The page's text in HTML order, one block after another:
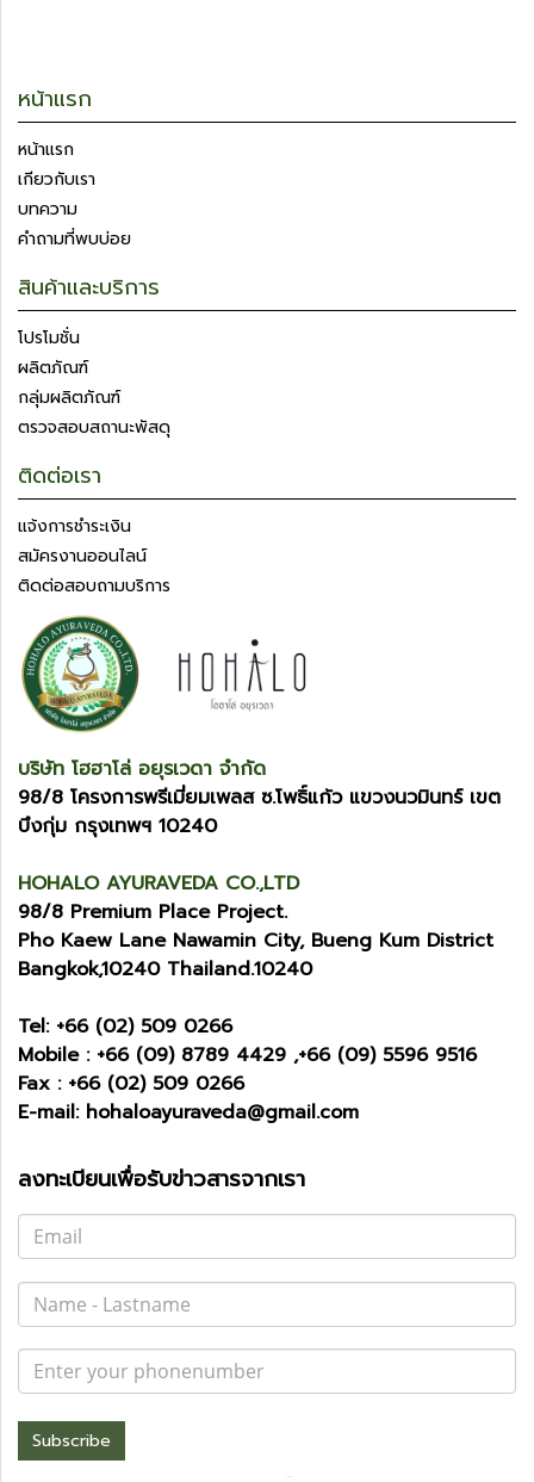
หน้าแรก
หน้าแรก
เกียวกับเรา
บทความ
คำถามที่พบบ่อย
สินค้าและบริการ
โปรโมชั่น
ผลิตภัณฑ์
กลุ่มผลิตภัณฑ์
ตรวจสอบสถานะพัสดุ
ติดต่อเรา
แจ้งการชำระเงิน
สมัครงานออนไลน์
ติดต่อสอบถามบริการ
บริษัท โฮฮาโล่ อยุรเวดา จำกัด
98/8 โครงการพรีเมี่ยมเพลส ซ.โพธิ์แก้ว แขวงนวมินทร์ เขต
บึงกุ่ม กรุงเทพฯ 10240
HOHALO AYURAVEDA CO.,LTD
98/8 Premium Place Project.
Pho Kaew Lane Nawamin City, Bueng Kum District
Bangkok,10240 Thailand.10240
Tel:+66 (02) 509 0266
Mobile :+66 (09) 8789 4429 ,+66 (09) 5596 9516
Fax :+66 (02) 509 0266
E-mail:hohaloayuraveda@gmail.com
ลงทะเบียนเพื่อรับข่าวสารจากเรา
Subscribe